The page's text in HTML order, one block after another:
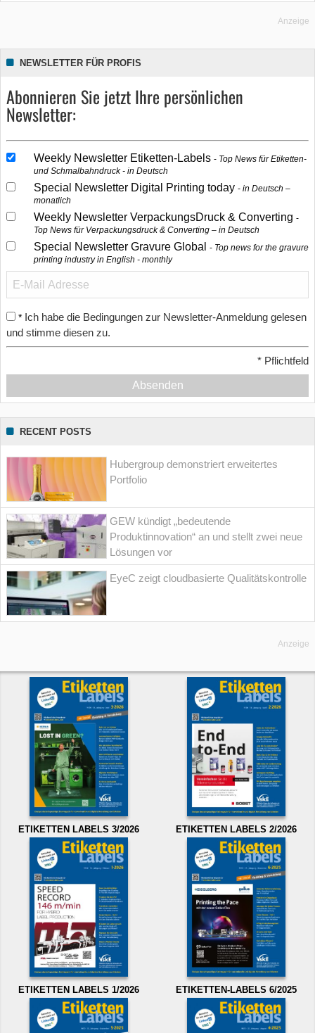
Anzeige
NEWSLETTER FÜR PROFIS
Abonnieren Sie jetzt Ihre persönlichen
Newsletter:
Weekly Newsletter Etiketten-Labels
Top News für Etiketten-
und Schmalbahndruck - in Deutsch
Special Newsletter Digital Printing today
in Deutsch –
monatlich
Weekly Newsletter VerpackungsDruck & Converting
Top News für Verpackungsdruck & Converting – in Deutsch
Special Newsletter Gravure Global
Top news for the gravure
printing industry in English - monthly
* Ich habe die Bedingungen zur Newsletter-Anmeldung gelesen
und stimme diesen zu.
* Pflichtfeld
Absenden
RECENT POSTS
Hubergroup demonstriert erweitertes
Portfolio
GEW kündigt „bedeutende
Produktinnovation“ an und stellt zwei neue
Lösungen vor
EyeC zeigt cloudbasierte Qualitätskontrolle
Anzeige
ETIKETTEN LABELS 3/2026 ETIKETTEN LABELS 2/2026
ETIKETTEN LABELS 1/2026 ETIKETTEN-LABELS 6/2025